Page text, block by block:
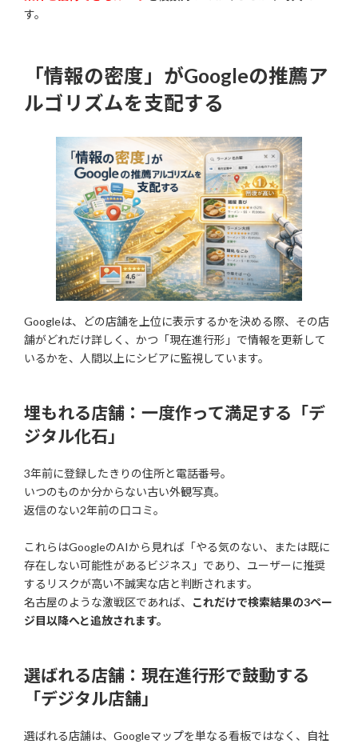
す。
「情報の密度」がGoogleの推薦ア
ルゴリズムを支配する
Googleは、どの店舗を上位に表示するかを決める際、その店
舗がどれだけ詳しく、かつ「現在進行形」で情報を更新して
いるかを、人間以上にシビアに監視しています。
埋もれる店舗：一度作って満足する「デ
ジタル化石」
3年前に登録したきりの住所と電話番号。
いつのものか分からない古い外観写真。
返信のない2年前の口コミ。
これらはGoogleのAIから見れば「やる気のない、または既に
存在しない可能性があるビジネス」であり、ユーザーに推奨
するリスクが高い不誠実な店と判断されます。
名古屋のような激戦区であれば、
これだけで検索結果の3ペー
ジ目以降へと追放されます。
選ばれる店舗：現在進行形で鼓動する
「デジタル店舗」
選ばれる店舗は、Googleマップを単なる看板ではなく、自社